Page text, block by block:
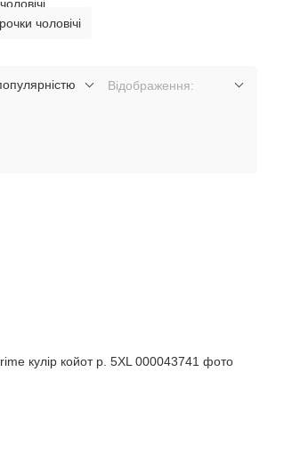
чоловічі
Відображення: